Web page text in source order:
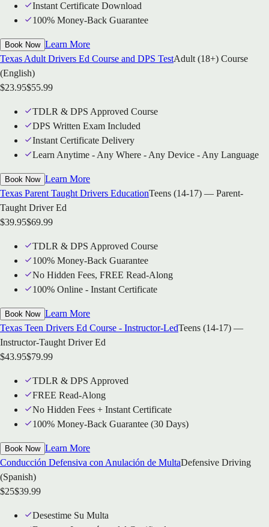
Instant Certificate Download
100% Money-Back Guarantee
Book Now Learn More
Texas Adult Drivers Ed Course and DPS TestAdult (18+) Course
(English)
$23.95$55.99
TDLR & DPS Approved Course
DPS Written Exam Included
Instant Certificate Delivery
Learn Anytime - Any Where - Any Device - Any Language
Book Now Learn More
Texas Parent Taught Drivers EducationTeens (14-17) — Parent-
Taught Driver Ed
$39.95$69.99
TDLR & DPS Approved Course
100% Money-Back Guarantee
No Hidden Fees, FREE Read-Along
100% Online - Instant Certificate
Book Now Learn More
Texas Teen Drivers Ed Course - Instructor-LedTeens (14-17) —
Instructor-Taught Driver Ed
$43.95$79.99
TDLR & DPS Approved
FREE Read-Along
No Hidden Fees + Instant Certificate
100% Money-Back Guarantee (30 Days)
Book Now Learn More
Conducción Defensiva con Anulación de MultaDefensive Driving
(Spanish)
$25$39.99
Desestime Su Multa